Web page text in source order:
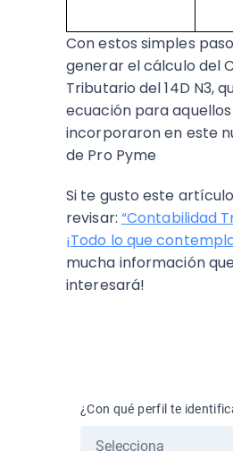
Con estos simples
generar el cálculo del
Tributario del 14D N3,
ecuación para
incorporaron en este
de Pro Pyme
Si te gusto este
revisar: “Contabilidad
¡Todo lo que
mucha información
interesará!
¿Con qué perfil te